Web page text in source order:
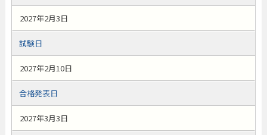
2027年2月3日
試験日
2027年2月10日
合格発表日
2027年3月3日